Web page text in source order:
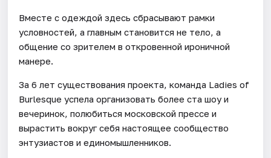
Вместе с одеждой здесь сбрасывают рамки
условностей, а главным становится не тело, а
общение со зрителем в откровенной ироничной
манере.
За 6 лет существования проекта, команда Ladies of
Burlesque успела организовать более ста шоу и
вечеринок, полюбиться московской прессе и
вырастить вокруг себя настоящее сообщество
энтузиастов и единомышленников.